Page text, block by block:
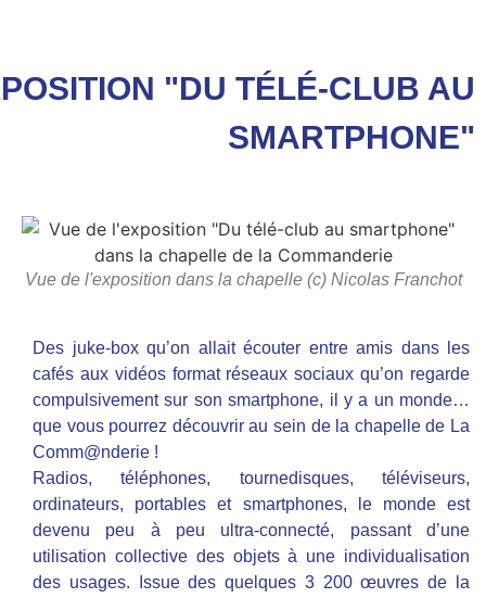
"DU TÉLÉ-CLUB AU
SMARTPHONE"
Vue de l'exposition dans la chapelle (c) Nicolas Franchot
Des juke-box qu’on allait écouter entre amis dans les
cafés aux vidéos format réseaux sociaux qu’on regarde
compulsivement sur son smartphone, il y a un monde…
que vous pourrez découvrir au sein de la chapelle de La
Comm@nderie !
Radios, téléphones, tournedisques, téléviseurs,
ordinateurs, portables et smartphones, le monde est
devenu peu à peu ultra-connecté, passant d’une
utilisation collective des objets à une individualisation
des usages. Issue des quelques 3 200 œuvres de la